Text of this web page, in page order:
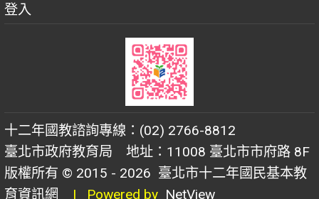
登入
十二年國教諮詢專線：(02) 2766-8812
臺北市政府教育局 地址：11008 臺北市市府路 8F
版權所有 © 2015 - 2026 臺北市十二年國民基本教
育資訊網
| Powered by NetView